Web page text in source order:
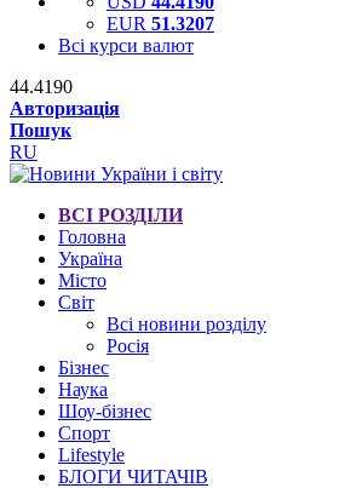
EUR 51.3207
Всі курси валют
44.4190
Авторизація
Пошук
RU
ВСІ РОЗДІЛИ
Головна
Україна
Місто
Світ
Всі новини розділу
Росія
Бізнес
Наука
Шоу-бізнес
Спорт
Lifestyle
БЛОГИ ЧИТАЧІВ